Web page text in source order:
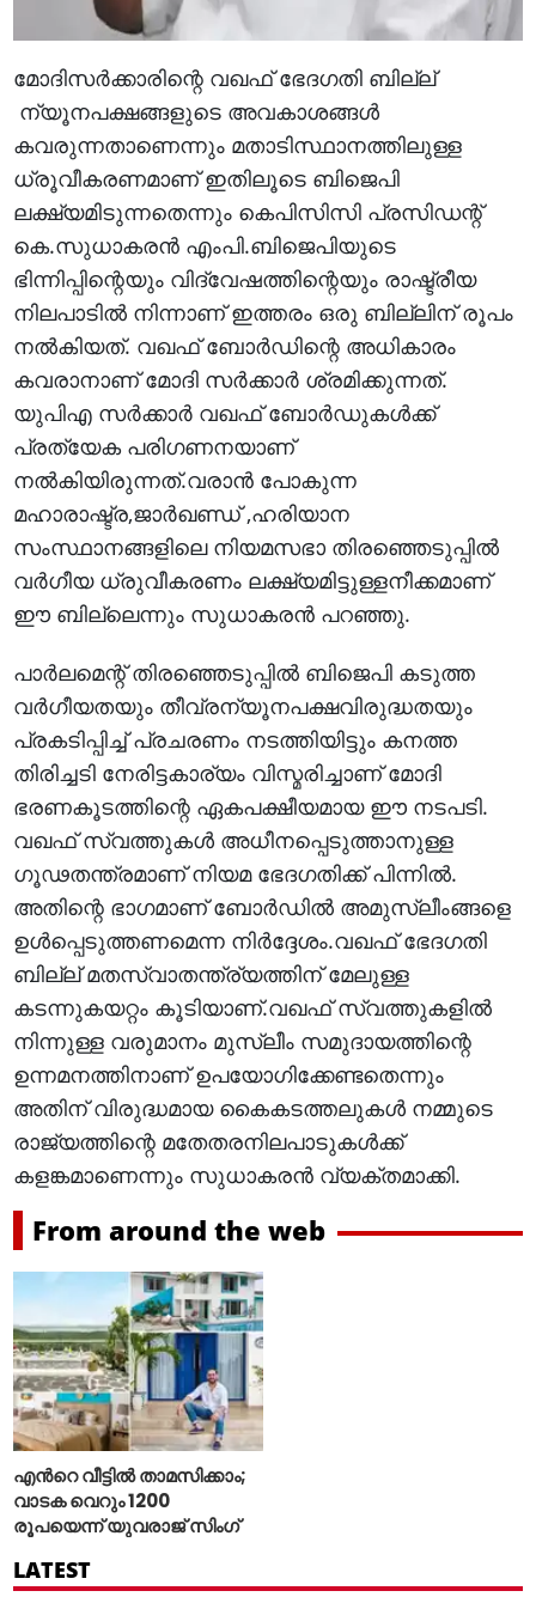
മോദിസര്‍ക്കാരിന്റെ വഖഫ് ഭേദഗതി ബില്ല്
ന്യൂനപക്ഷങ്ങളുടെ അവകാശങ്ങള്‍
കവരുന്നതാണെന്നും മതാടിസ്ഥാനത്തിലുള്ള
ധ്രൂവീകരണമാണ് ഇതിലൂടെ ബിജെപി
ലക്ഷ്യമിടുന്നതെന്നും കെപിസിസി പ്രസിഡന്റ്
കെ.സുധാകരന്‍ എംപി.ബിജെപിയുടെ
ഭിന്നിപ്പിന്റെയും വിദ്വേഷത്തിന്റെയും രാഷ്ട്രീയ
നിലപാടില്‍ നിന്നാണ് ഇത്തരം ഒരു ബില്ലിന് രൂപം
നല്‍കിയത്. വഖഫ് ബോര്‍ഡിന്റെ അധികാരം
കവരാനാണ് മോദി സര്‍ക്കാര്‍ ശ്രമിക്കുന്നത്.
യുപിഎ സര്‍ക്കാര്‍ വഖഫ് ബോര്‍ഡുകള്‍ക്ക്
പ്രത്യേക പരിഗണനയാണ്
നല്‍കിയിരുന്നത്.വരാന്‍ പോകുന്ന
മഹാരാഷ്ട്ര,ജാര്‍ഖണ്ഡ് ,ഹരിയാന
സംസ്ഥാനങ്ങളിലെ നിയമസഭാ തിരഞ്ഞെടുപ്പില്‍
വര്‍ഗീയ ധ്രുവീകരണം ലക്ഷ്യമിട്ടുള്ളനീക്കമാണ്
ഈ ബില്ലെന്നും സുധാകരന്‍ പറഞ്ഞു.
പാര്‍ലമെന്റ് തിരഞ്ഞെടുപ്പില്‍ ബിജെപി കടുത്ത
വര്‍ഗീയതയും തീവ്രന്യൂനപക്ഷവിരുദ്ധതയും
പ്രകടിപ്പിച്ച് പ്രചരണം നടത്തിയിട്ടും കനത്ത
തിരിച്ചടി നേരിട്ടകാര്യം വിസ്മരിച്ചാണ് മോദി
ഭരണകൂടത്തിന്റെ ഏകപക്ഷീയമായ ഈ നടപടി.
വഖഫ് സ്വത്തുകള്‍ അധീനപ്പെടുത്താനുള്ള
ഗൂഢതന്ത്രമാണ് നിയമ ഭേദഗതിക്ക് പിന്നില്‍.
അതിന്റെ ഭാഗമാണ് ബോര്‍ഡില്‍ അമുസ്ലീംങ്ങളെ
ഉള്‍പ്പെടുത്തണമെന്ന നിര്‍ദ്ദേശം.വഖഫ് ഭേദഗതി
ബില്ല് മതസ്വാതന്ത്ര്യത്തിന് മേലുള്ള
കടന്നുകയറ്റം കൂടിയാണ്.വഖഫ് സ്വത്തുകളില്‍
നിന്നുള്ള വരുമാനം മുസ്ലീം സമുദായത്തിന്റെ
ഉന്നമനത്തിനാണ് ഉപയോഗിക്കേണ്ടതെന്നും
അതിന് വിരുദ്ധമായ കൈകടത്തലുകള്‍ നമ്മുടെ
രാജ്യത്തിന്റെ മതേതരനിലപാടുകള്‍ക്ക്
കളങ്കമാണെന്നും സുധാകരന്‍ വ്യക്തമാക്കി.
From around the web
എന്‍റെ വീട്ടില്‍ താമസിക്കാം;
വാടക വെറും 1200
രൂപയെന്ന് യുവരാജ് സിംഗ്
LATEST